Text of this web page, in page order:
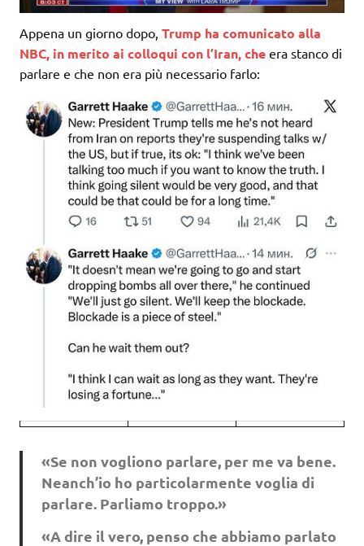
Appena un giorno dopo, Trump ha comunicato alla
NBC, in merito ai colloqui con l’Iran, che era stanco di
parlare e che non era più necessario farlo:
«Se non vogliono parlare, per me va bene.
Neanch’io ho particolarmente voglia di
parlare. Parliamo troppo.»
«A dire il vero, penso che abbiamo parlato